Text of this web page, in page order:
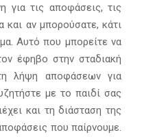
για τις αποφάσεις, τις
και αν μπορούσατε, κάτι
Αυτό που μπορείτε να
έφηβο στην σταδιακή
λήψη αποφάσεων για
με το παιδί σας
και τη διάσταση της
που παίρνουμε.